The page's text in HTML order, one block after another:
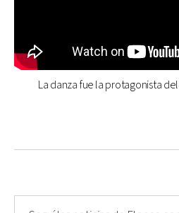
La danza fue la protagonista